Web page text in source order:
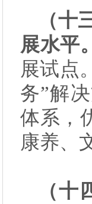
（
展水平
展试点
务”解
体系，
康养、
（